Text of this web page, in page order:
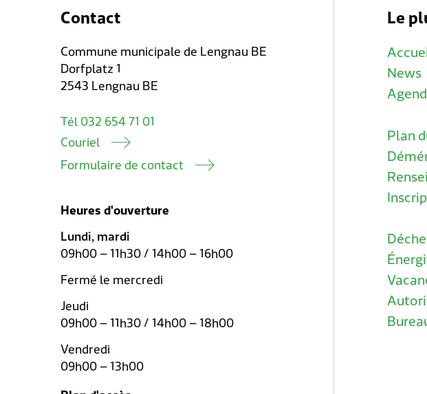
Contact
Commune municipale de Lengnau BE
Dorfplatz 1
2543 Lengnau BE
Tél 032 654 71 01
Couriel
Formulaire de contact
Heures d'ouverture
Lundi, mardi
09h00 – 11h30 / 14h00 – 16h00
Fermé le mercredi
Jeudi
09h00 – 11h30 / 14h00 – 18h00
Vendredi
09h00 – 13h00
Le
News
Plan